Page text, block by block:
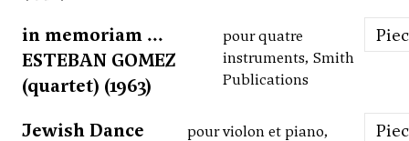
in memoriam ...
ESTEBAN GOMEZ
(quartet) (1963)
pour quatre
instruments, Smith
Publications
Jewish Dance
pour violon et piano,